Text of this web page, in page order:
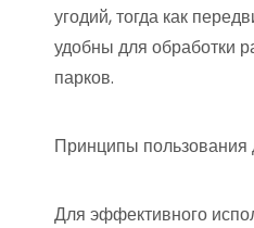
угодий, тогда как
удобны для обработки
парков.
Принципы
Для эффективного